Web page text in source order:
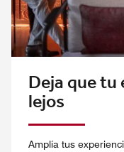
Deja que tu
lejos
Amplía tus